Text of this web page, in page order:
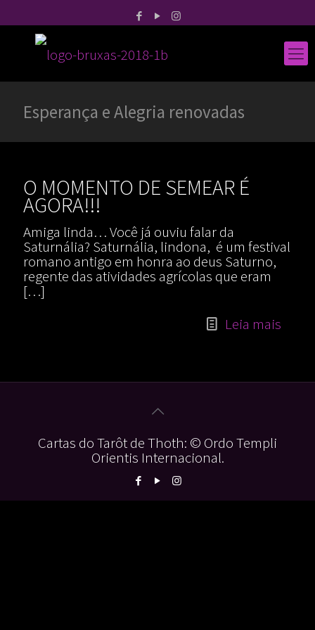
Esperança e Alegria renovadas
O MOMENTO DE SEMEAR É
AGORA!!!
Amiga linda… Você já ouviu falar da
Saturnália? Saturnália, lindona, é um festival
romano antigo em honra ao deus Saturno,
regente das atividades agrícolas que eram
[…]
Leia mais
Cartas do Tarôt de Thoth: © Ordo Templi
Orientis Internacional.